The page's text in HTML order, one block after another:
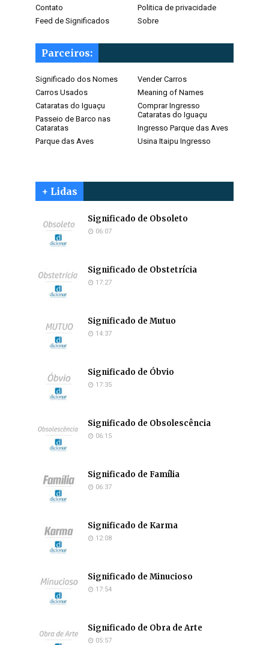
Contato
Politica de privacidade
Feed de Significados
Sobre
Parceiros:
Significado dos Nomes
Vender Carros
Carros Usados
Meaning of Names
Cataratas do Iguaçu
Comprar Ingresso
Cataratas do Iguaçu
Passeio de Barco nas
Cataratas
Ingresso Parque das Aves
Parque das Aves
Usina Itaipu Ingresso
+ Lidas
Significado de Obsoleto
06:07
Significado de Obstetrícia
17:27
Significado de Mutuo
14:37
Significado de Óbvio
17:35
Significado de Obsolescência
06:15
Significado de Família
06:37
Significado de Karma
12:08
Significado de Minucioso
17:54
Significado de Obra de Arte
05:57